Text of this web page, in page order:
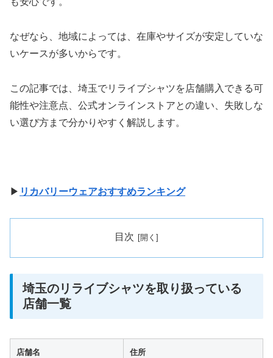
なぜなら、地域によっては、在庫やサイズが安定していな
いケースが多いからです。
この記事では、埼玉でリライブシャツを店舗購入できる可
能性や注意点、公式オンラインストアとの違い、失敗しな
い選び方まで分かりやすく解説します。
▶ リカバリーウェアおすすめランキング
目次
埼玉のリライブシャツを取り扱っている
店舗一覧
店舗名 住所